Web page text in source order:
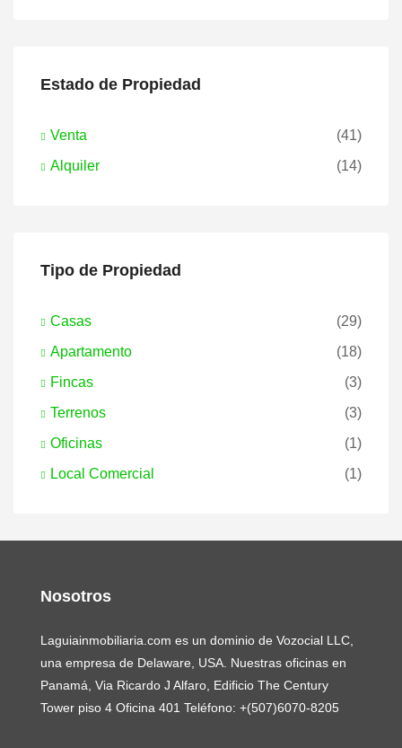
Estado de Propiedad
Venta
(41)
Alquiler
(14)
Tipo de Propiedad
Casas
(29)
Apartamento
(18)
Fincas
(3)
Terrenos
(3)
Oficinas
(1)
Local Comercial
(1)
Nosotros
Laguiainmobiliaria.com es un dominio de Vozocial LLC,
una empresa de Delaware, USA. Nuestras oficinas en
Panamá, Via Ricardo J Alfaro, Edificio The Century
Tower piso 4 Oficina 401 Teléfono: +(507)6070-8205